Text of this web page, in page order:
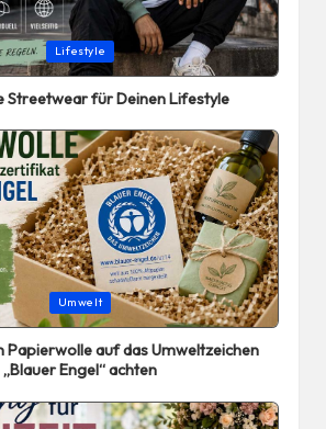
Lifestyle
Streetwear für Deinen Lifestyle
Umwelt
Papierwolle auf das Umweltzeichen
„Blauer Engel“ achten